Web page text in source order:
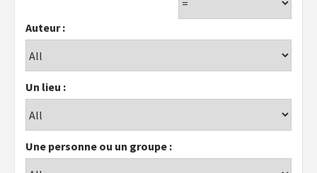
Auteur :
Un lieu :
Une personne ou un groupe :